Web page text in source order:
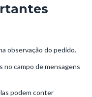
observação do pedido.
campo de mensagens
podem conter